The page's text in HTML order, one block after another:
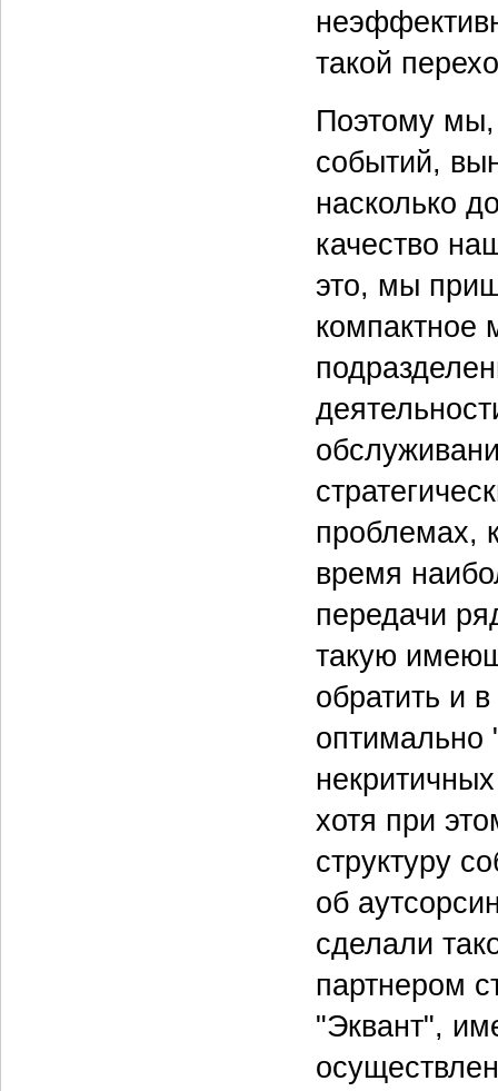
такой
Поэтому мы,
событий,
насколько
качество
это, мы
компактное
проблемах,
время
передачи
такую
обратить и
оптимально
хотя при
структуру
об
сделали
партнером
"Эквант",